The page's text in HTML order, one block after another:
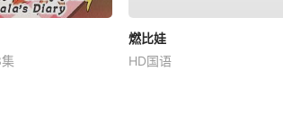
燃比娃
HD国语